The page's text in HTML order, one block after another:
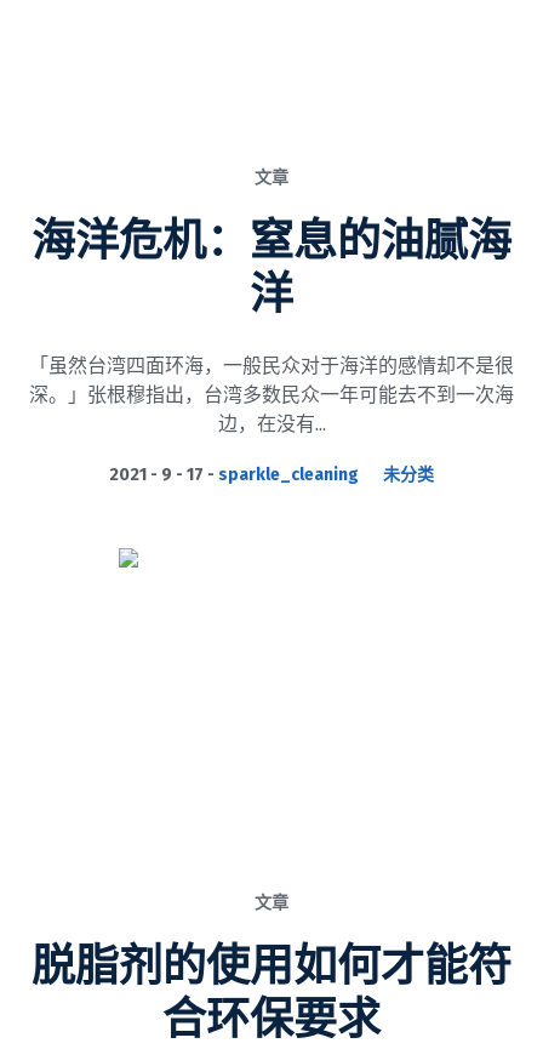
文章
海洋危机：窒息的油腻海
洋
「虽然台湾四面环海，一般民众对于海洋的感情却不是很
深。」张根穆指出，台湾多数民众一年可能去不到一次海
边，在没有...
2021 - 9 - 17 sparkle_cleaning 未分类
文章
脱脂剂的使用如何才能符
合环保要求